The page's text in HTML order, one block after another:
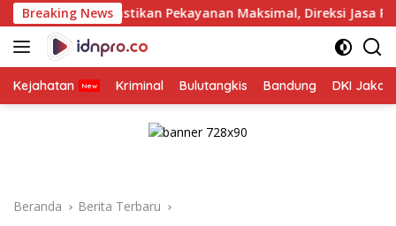
Langsung
ke
konten
Breaking News
Pastikan Pekayanan Maksimal, Direksi Jasa Raharja Tinjau
Kejahatan Kriminal Bulutangkis Bandung DKI
Beranda Berita Terbaru